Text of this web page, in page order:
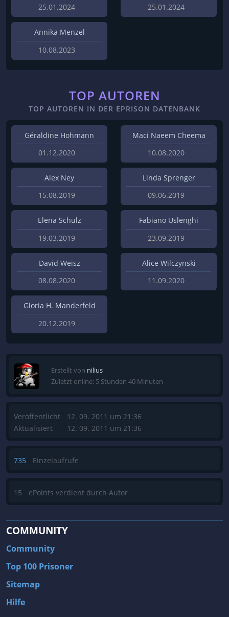
25.01.2024 25.01.2024
Annika Menzel
10.08.2023
TOP AUTOREN
TOP AUTOREN IN DER EPRISON DATENBANK
Géraldine Hohmann
01.12.2020
Maci Naeem Cheema
10.08.2020
Alex Ney
15.08.2019
Linda Sprenger
09.06.2019
Elena Schulz
19.03.2019
Fabiano Uslenghi
23.09.2019
David Weisz
08.08.2020
Alice Wilczynski
11.09.2020
Gloria H. Manderfeld
20.12.2019
Erstellt von nilius
Zuletzt online: 5 Stunden 40 Minuten
Veröffentlicht
Aktualisiert
12. 09. 2011 um 21:36
12. 09. 2011 um 21:36
735 Einzelaufrufe
15 ePoints verdient durch Autor
COMMUNITY
Community
Top 100 Prisoner
Sitemap
Hilfe